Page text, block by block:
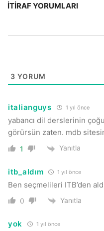
İTIRAF YORUMLARI
3 YORUM
italianguys 1 yıl önce
yabancı dil derslerinin
görürsün zaten. mdb
1 Yanıtla
itb_aldım 1 yıl önce
Ben seçmelileri ITB’den
0 Yanıtla
yok 1 yıl önce